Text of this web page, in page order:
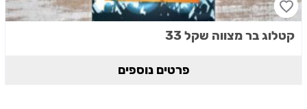
קטלוג בר מצווה שקל 33
פרטים נוספים